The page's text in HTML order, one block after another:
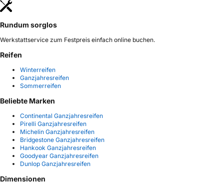
Rundum sorglos
Werkstattservice zum Festpreis einfach online buchen.
Reifen
Winterreifen
Ganzjahresreifen
Sommerreifen
Beliebte Marken
Continental Ganzjahresreifen
Pirelli Ganzjahresreifen
Michelin Ganzjahresreifen
Bridgestone Ganzjahresreifen
Hankook Ganzjahresreifen
Goodyear Ganzjahresreifen
Dunlop Ganzjahresreifen
Dimensionen